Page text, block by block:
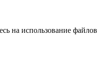
на использование файлов